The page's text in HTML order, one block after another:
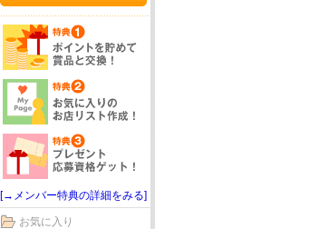
[→メンバー特典の詳細をみる]
お気に入り